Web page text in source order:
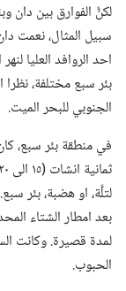
لكنَّ الفوارق بين دان
سبيل المثال،‏ نعمت
احد الروافد العليا
بئر سبع مختلفة،‏
الجنوبي للبحر الميت.‏
في منطقة بئر سبع،‏
لتلَّة،‏ او هضبة،‏ بئر سبع.‏
بعد امطار الشتاء
لمدة قصيرة.‏ وكانت
الحبوب.‏